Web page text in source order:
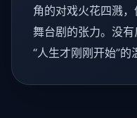
角的对戏火花四溅
舞台剧的张力。没
“人生才刚刚开始”的